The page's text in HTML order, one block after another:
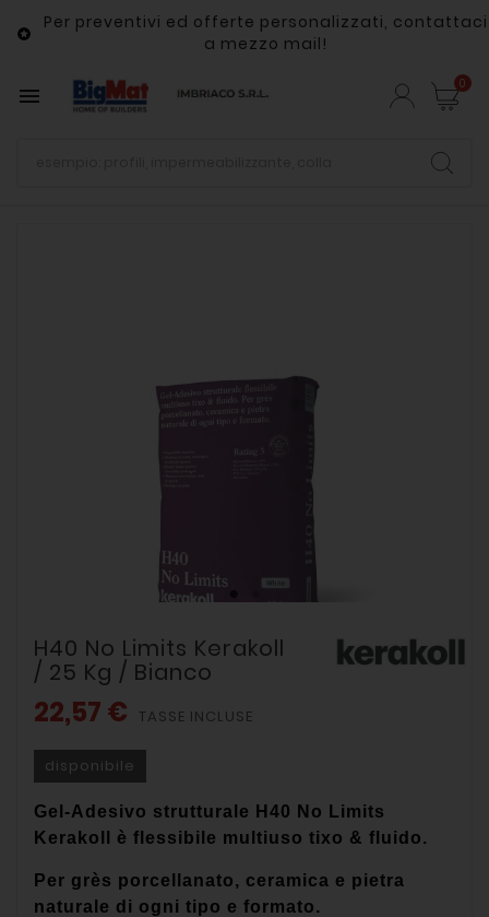

Per preventivi ed offerte personalizzati, contattaci
a mezzo mail!
 0
H40 No Limits Kerakoll
/ 25 Kg / Bianco
22,57 € TASSE INCLUSE
disponibile
Gel-Adesivo strutturale H40 No Limits
Kerakoll è flessibile multiuso tixo & fluido.
Per grès porcellanato, ceramica e pietra
naturale di ogni tipo e formato.